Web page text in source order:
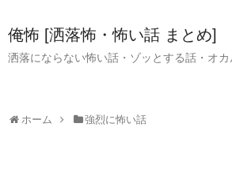
俺怖 [洒落怖・怖い話 まとめ]
洒落にならない怖い話・ゾッとする話・オカ
ホーム 強烈に怖い話